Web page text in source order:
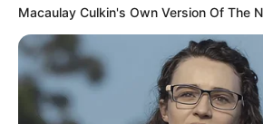
La Chronique d’Estelle
Macaulay Culkin's Own Version Of The